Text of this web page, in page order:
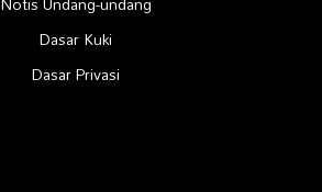
Dasar Kuki
Dasar Privasi